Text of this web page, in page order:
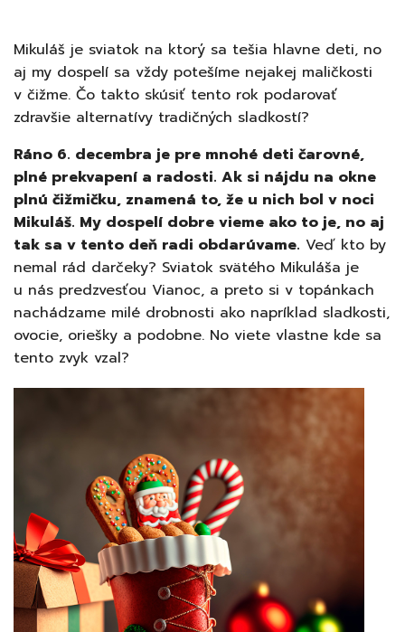
Mikuláš je sviatok na ktorý sa tešia hlavne deti, no
aj my dospelí sa vždy potešíme nejakej maličkosti
v čižme. Čo takto skúsiť tento rok podarovať
zdravšie alternatívy tradičných sladkostí?
Ráno 6. decembra je pre mnohé deti čarovné,
plné prekvapení a radosti. Ak si nájdu na okne
plnú čižmičku, znamená to, že u nich bol v noci
Mikuláš. My dospelí dobre vieme ako to je, no aj
tak sa v tento deň radi obdarúvame. Veď kto by
nemal rád darčeky? Sviatok svätého Mikuláša je
u nás predzvesťou Vianoc, a preto si v topánkach
nachádzame milé drobnosti ako napríklad sladkosti,
ovocie, oriešky a podobne. No viete vlastne kde sa
tento zvyk vzal?